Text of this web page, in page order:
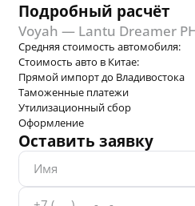
Подробный расчёт
Voyah — Lantu Dreamer
Средняя стоимость автомобиля:
Стоимость авто в Китае:
Прямой импорт до Владивостока
Таможенные платежи
Утилизационный сбор
Оформление
Оставить заявку